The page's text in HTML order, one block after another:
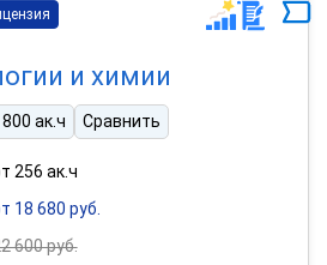
и химии
800 ак.ч Сравнить
256 ак.ч
18 680 руб.
600 руб.